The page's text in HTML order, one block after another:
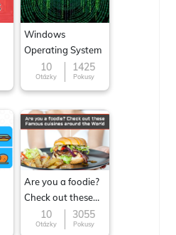
Windows
Operating System
10
Otázky
1425
Pokusy
Are you a foodie?
Check out these
Famous cuisines
around the World
10
Otázky
3055
Pokusy